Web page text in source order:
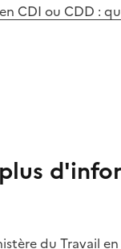
CDI ou CDD :
du Travail